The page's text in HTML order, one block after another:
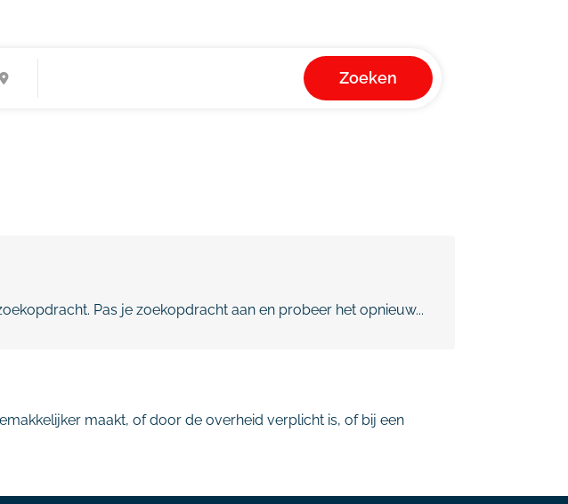
Zoeken
Pas je zoekopdracht aan en probeer het opnieuw...
maakt, of door de overheid verplicht is, of bij een